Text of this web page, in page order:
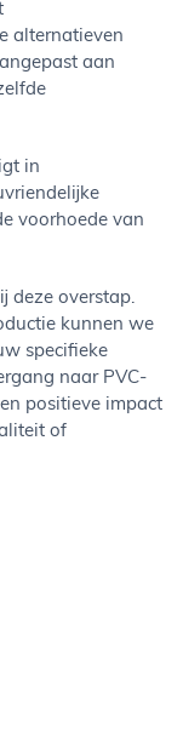
alternatieven
aan
in
voorhoede van
deze overstap.
kunnen we
specifieke
naar PVC-
positieve impact
of